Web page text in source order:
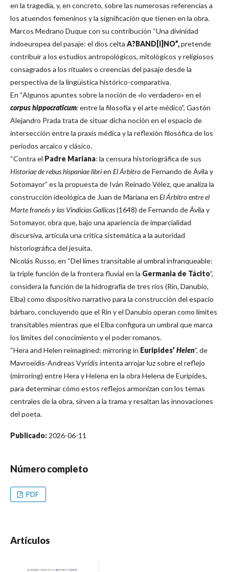
en la tragedia, y, en concreto, sobre las numerosas referencias a
los atuendos femeninos y la significación que tienen en la obra.
Marcos Medrano Duque con su contribución “Una divinidad
indoeuropea del pasaje: el dios celta A?BAND[I]NO”,pretende
contribuir a los estudios antropológicos, mitológicos y religiosos
consagrados a los rituales o creencias del pasaje desde la
perspectiva de la lingüística histórico-comparativa.
En “Algunos apuntes sobre la noción de «lo verdadero» en el
corpus hippocraticum:entre la filosofía y el arte médico”, Gastón
Alejandro Prada trata de situar dicha noción en el espacio de
intersección entre la praxis médica y la reflexión filosófica de los
periodos arcaico y clásico.
“Contra el Padre Mariana: la censura historiográfica de sus
Historiae de rebus hispaniae librien El Árbitrode Fernando de Ávila y
Sotomayor” es la propuesta de Iván Reinado Vélez, que analiza la
construcción ideológica de Juan de Mariana en El Árbitro entre el
Marte francés y las Vindicias Gallicas(1648) de Fernando de Ávila y
Sotomayor, obra que, bajo una apariencia de imparcialidad
discursiva, articula una crítica sistemática a la autoridad
historiográfica del jesuita.
Nicolás Russo, en “Del limes transitable al umbral infranqueable:
la triple función de la frontera fluvial en la Germania de Tácito”,
considera la función de la hidrografía de tres ríos (Rin, Danubio,
Elba) como dispositivo narrativo para la construcción del espacio
bárbaro, concluyendo que el Rin y el Danubio operan como límites
transitables mientras que el Elba configura un umbral que marca
los límites del conocimiento y el poder romanos.
“Hera and Helen reimagined: mirroring in Euripides’Helen”, de
Mavroeidis-Andreas Vyridis intenta arrojar luz sobre el reflejo
(mirroring) entre Hera y Helena en la obra Helena de Eurípides,
para determinar cómo estos reflejos armonizan con los temas
centrales de la obra, sirven a la trama y resaltan las innovaciones
del poeta.
Publicado: 2026-06-11
Número completo
PDF
Artículos